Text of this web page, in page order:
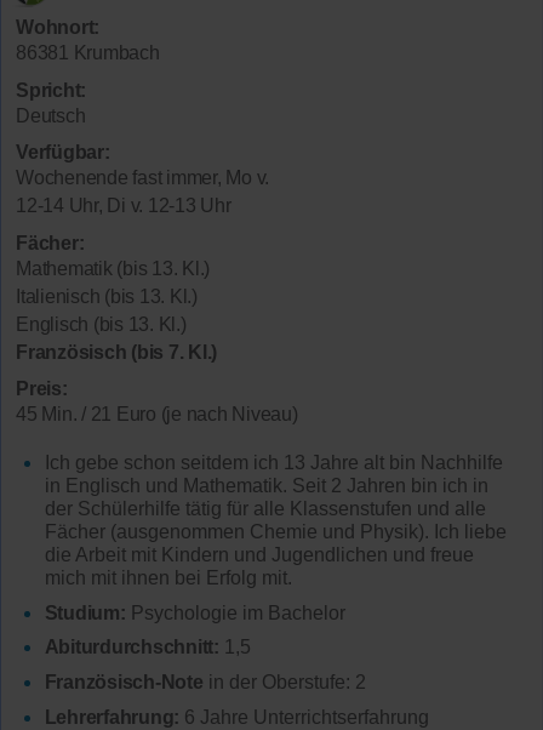
Wohnort:
86381 Krumbach
Spricht:
Deutsch
Verfügbar:
Wochenende fast immer, Mo v.
12-14 Uhr, Di v. 12-13 Uhr
Fächer:
Mathematik (bis 13. Kl.)
Italienisch (bis 13. Kl.)
Englisch (bis 13. Kl.)
Französisch (bis 7. Kl.)
Preis:
45 Min. / 21 Euro (je nach Niveau)
Ich gebe schon seitdem ich 13 Jahre alt bin Nachhilfe
in Englisch und Mathematik. Seit 2 Jahren bin ich in
der Schülerhilfe tätig für alle Klassenstufen und alle
Fächer (ausgenommen Chemie und Physik). Ich liebe
die Arbeit mit Kindern und Jugendlichen und freue
mich mit ihnen bei Erfolg mit.
Studium: Psychologie im Bachelor
Abiturdurchschnitt: 1,5
Französisch-Note in der Oberstufe: 2
Lehrerfahrung: 6 Jahre Unterrichtserfahrung